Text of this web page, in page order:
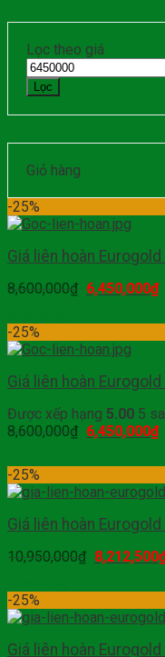
Lọc theo giá
Lọc
Giỏ hàng
-25%
Giá liên hoàn
8,600,000₫ 6,450,000₫
-25%
Giá liên hoàn
Được xếp hạng 5.00 5
8,600,000₫ 6,450,000₫
-25%
Giá liên hoàn
10,950,000₫ 8,212,500
-25%
Giá liên hoàn